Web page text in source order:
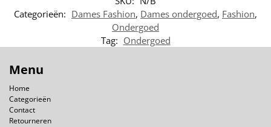
Categorieën: Dames Fashion, Dames ondergoed, Fashion,
Ondergoed
Tag: Ondergoed
Menu
Home
Categorieën
Contact
Retourneren